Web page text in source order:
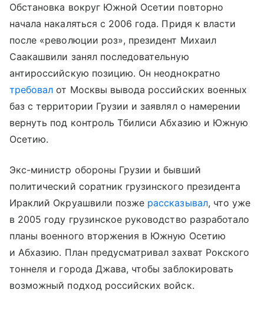
Обстановка вокруг Южной Осетии повторно
начала накаляться с 2006 года. Придя к власти
после «революции роз», президент Михаил
Саакашвили занял последовательную
антироссийскую позицию. Он неоднократно
требовал от Москвы вывода российских военных
баз с территории Грузии и заявлял о намерении
вернуть под контроль Тбилиси Абхазию и Южную
Осетию.
Экс-министр обороны Грузии и бывший
политический соратник грузинского президента
Ираклий Окруашвили позже рассказывал, что уже
в 2005 году грузинское руководство разработало
планы военного вторжения в Южную Осетию
и Абхазию. План предусматривал захват Рокского
тоннеля и города Джава, чтобы заблокировать
возможный подход российских войск.